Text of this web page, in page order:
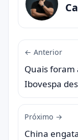
← Anterior
Quais foram
Ibovespa
Próximo →
China